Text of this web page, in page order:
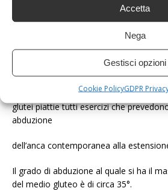
Accetta
Nega
Gestisci opzioni
Cookie PolicyGDPR
glutei piattie tutti esercizi che
abduzione
dell’anca contemporanea alla
Il grado di abduzione al quale si ha il
del medio gluteo è di circa 35°.